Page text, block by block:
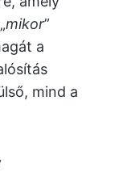
mikor”
a
mind a